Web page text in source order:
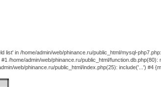
list' in /home/admin/web/phinance.ru/public_html/mysql-
/home/admin/web/phinance.ru/public_html/function.db.php(80):
web/phinance.ru/public_html/index.php(25): include('...') #4